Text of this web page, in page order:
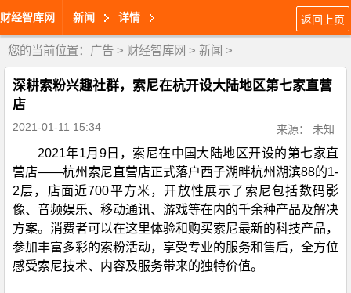
财经智库网 新闻 详情 返回上页
您的当前位置： 广告 > 财经智库网 > 新闻 >
深耕索粉兴趣社群，索尼在杭开设大陆地区第七家直营
店
2021-01-11 15:34 来源： 未知
2021年1月9日，索尼在中国大陆地区开设的第七家直
营店——杭州索尼直营店正式落户西子湖畔杭州湖滨88的1-
2层，店面近700平方米，开放性展示了索尼包括数码影
像、音频娱乐、移动通讯、游戏等在内的千余种产品及解决
方案。消费者可以在这里体验和购买索尼最新的科技产品，
参加丰富多彩的索粉活动，享受专业的服务和售后，全方位
感受索尼技术、内容及服务带来的独特价值。